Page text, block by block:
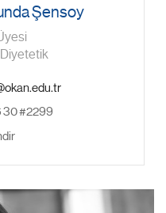
Şensoy
30 #2299